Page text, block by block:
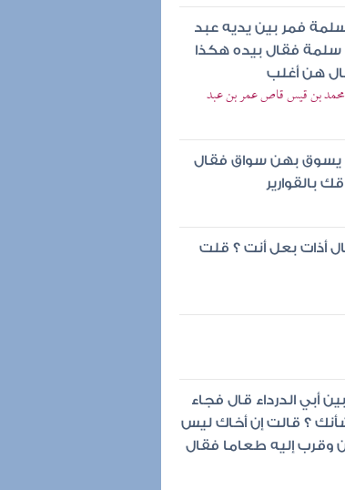
فمر بين يديه عبد
سلمة فقال بيده هكذا
هن أغلب
محمد بن قيس قاص عمر بن عبد
يسوق بهن سواق فقال
بالقوارير
أذات بعل أنت ؟ قلت
أبي الدرداء قال فجاء
شأنك ؟ قالت إن أخاك ليس
وقرب إليه طعاما فقال